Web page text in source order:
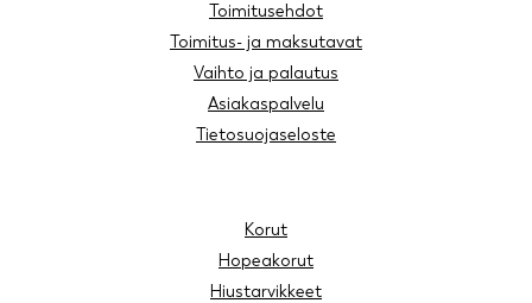
Toimitusehdot
Toimitus- ja maksutavat
Vaihto ja palautus
Asiakaspalvelu
Tietosuojaseloste
Korut
Hopeakorut
Hiustarvikkeet